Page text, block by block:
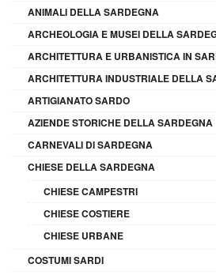
ANIMALI DELLA SARDEGNA
ARCHEOLOGIA E MUSEI DELLA
ARCHITETTURA E URBANISTICA IN
ARCHITETTURA INDUSTRIALE DELLA
ARTIGIANATO SARDO
AZIENDE STORICHE DELLA SARDEGNA
CARNEVALI DI SARDEGNA
CHIESE DELLA SARDEGNA
CHIESE CAMPESTRI
CHIESE COSTIERE
CHIESE URBANE
COSTUMI SARDI